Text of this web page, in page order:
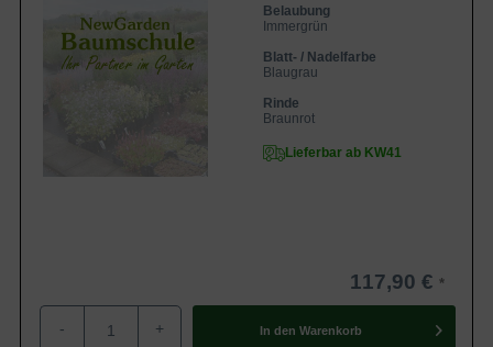
Frucht
Graubraune Zapfen
Die Rinde zeigt sich im oberen
Kronenbereich fuchsrot. Altes Geäst
präsentiert sich in braunroter bis
schwärzlicher Plattenborke.
Sonnig, freistehend
Belaubung
Immergrün
Blatt- / Nadelfarbe
Blaugrau
Rinde
Braunrot
Lieferbar ab KW41
117,90 €
- + In den Warenkorb